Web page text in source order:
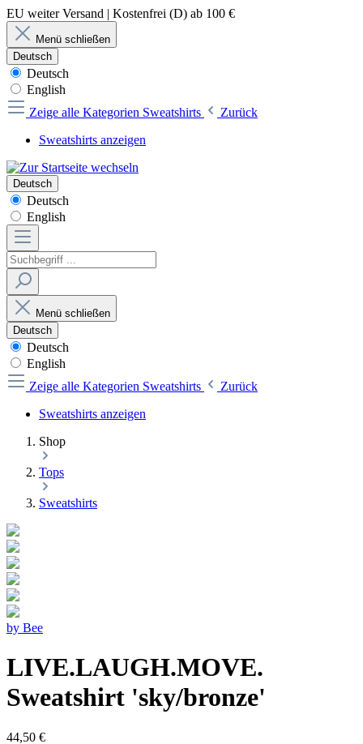
EU weiter Versand | Kostenfrei (D) ab 100 €
Menü schließen
Deutsch
Deutsch
English
Zeige alle Kategorien Sweatshirts
Zurück
Sweatshirts anzeigen
Deutsch
Deutsch
English
Menü schließen
Deutsch
Deutsch
English
Zeige alle Kategorien Sweatshirts
Zurück
Sweatshirts anzeigen
Shop
Tops
Sweatshirts
by Bee
LIVE.LAUGH.MOVE.
Sweatshirt 'sky/bronze'
44,50 €